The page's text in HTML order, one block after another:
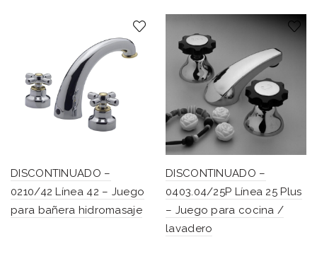
DISCONTINUADO –
0210/42 Línea 42 – Juego
para bañera hidromasaje
DISCONTINUADO –
0403.04/25P Línea 25 Plus
– Juego para cocina /
lavadero